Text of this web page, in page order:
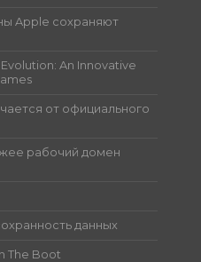
Apple сохраняют
An Innovative
от официального
рабочий домен
данных
The Boot